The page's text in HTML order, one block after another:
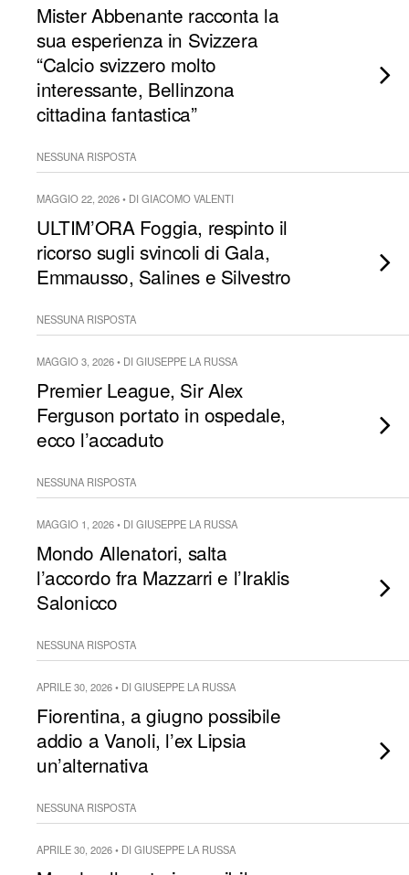
Mister Abbenante racconta la
sua esperienza in Svizzera
“Calcio svizzero molto
interessante, Bellinzona
cittadina fantastica”
NESSUNA RISPOSTA
MAGGIO 22, 2026 • DI GIACOMO VALENTI
ULTIM’ORA Foggia, respinto il
ricorso sugli svincoli di Gala,
Emmausso, Salines e Silvestro
NESSUNA RISPOSTA
MAGGIO 3, 2026 • DI GIUSEPPE LA RUSSA
Premier League, Sir Alex
Ferguson portato in ospedale,
ecco l’accaduto
NESSUNA RISPOSTA
MAGGIO 1, 2026 • DI GIUSEPPE LA RUSSA
Mondo Allenatori, salta
l’accordo fra Mazzarri e l’Iraklis
Salonicco
NESSUNA RISPOSTA
APRILE 30, 2026 • DI GIUSEPPE LA RUSSA
Fiorentina, a giugno possibile
addio a Vanoli, l’ex Lipsia
un’alternativa
NESSUNA RISPOSTA
APRILE 30, 2026 • DI GIUSEPPE LA RUSSA